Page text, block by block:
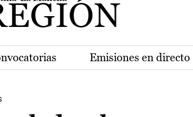
Emisiones en directo